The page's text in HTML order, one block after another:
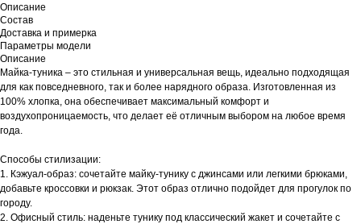
Описание
Состав
Доставка и примерка
Параметры модели
Описание
Майка-туника – это стильная и универсальная вещь, идеально подходящая
для как повседневного, так и более нарядного образа. Изготовленная из
100% хлопка, она обеспечивает максимальный комфорт и
воздухопроницаемость, что делает её отличным выбором на любое время
года.
Способы стилизации:
1. Кэжуал-образ: сочетайте майку-тунику с джинсами или легкими брюками,
добавьте кроссовки и рюкзак. Этот образ отлично подойдет для прогулок по
городу.
2. Офисный стиль: наденьте тунику под классический жакет и сочетайте с